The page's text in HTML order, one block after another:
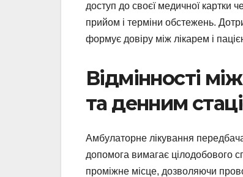
доступ до своєї медичної картки
прийом і терміни обстежень.
формує довіру між лікарем і
Відмінності
та денним
Амбулаторне лікування
допомога вимагає цілодобового
проміжне місце, дозволяючи